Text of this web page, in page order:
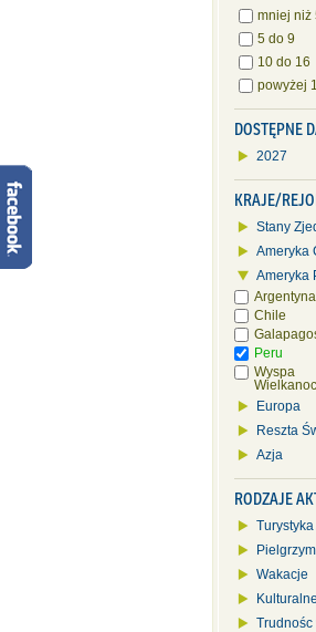
mniej niż
5 do 9
10 do 16
powyżej
DOSTĘPNE
2027
KRAJE/
Stany
Ameryka
Ameryka
Argentyna
Chile
Peru
Wyspa
Europa
Reszta
Azja
RODZAJE
Wakacje
Kulturalne
Trudnośc